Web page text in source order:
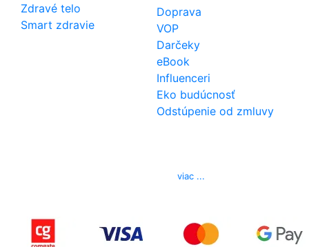
Zdravé telo
Smart zdravie
Doprava
VOP
Darčeky
eBook
Influenceri
Eko budúcnosť
Odstúpenie od zmluvy
viac ...